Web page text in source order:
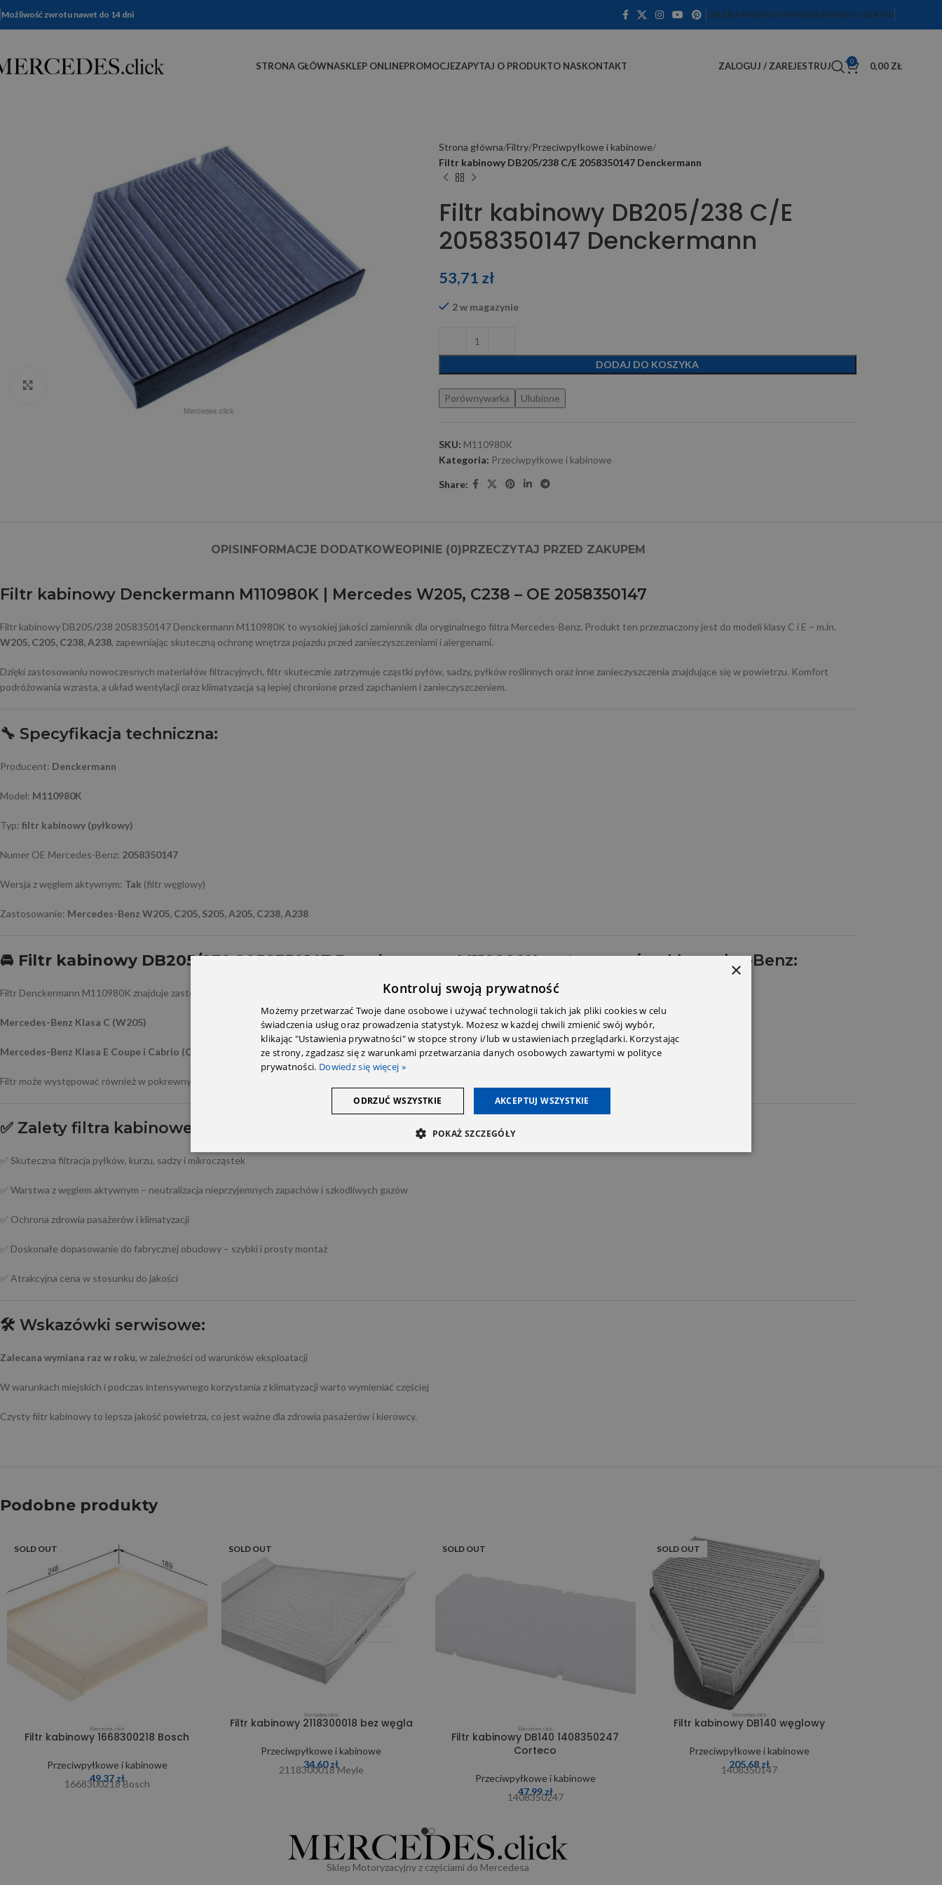
Możliwość zwrotu nawet do 14 dni GALERIA WASZYCH MERCEDESÓWDEKODER VIN
STRONA GŁÓWNASKLEP ONLINEPROMOCJEZAPYTAJ O PRODUKTO NASKONTAKT ZALOGUJ / ZAREJESTRUJ 0 0,00 ZŁ
Strona główna Filtry Przeciwpyłkowe i kabinowe
Filtr kabinowy DB205/238 C/E 2058350147 Denckermann
Filtr kabinowy DB205/238 C/E
2058350147 Denckermann
53,71 zł
2 w magazynie
DODAJ DO KOSZYKA
Porównywarka Ulubione
SKU: M110980K
Kategoria: Przeciwpyłkowe i kabinowe
Share:
OPISINFORMACJE DODATKOWEOPINIE (0)PRZECZYTAJ PRZED ZAKUPEM
Filtr kabinowy Denckermann M110980K | Mercedes W205, C238 – OE 2058350147
Filtr kabinowy DB205/238 2058350147 Denckermann M110980K to wysokiej jakości zamiennik dla oryginalnego filtra Mercedes-Benz. Produkt ten przeznaczony jest do modeli klasy C i E – m.in.
W205, C205, C238, A238, zapewniając skuteczną ochronę wnętrza pojazdu przed zanieczyszczeniami i alergenami.
Dzięki zastosowaniu nowoczesnych materiałów filtracyjnych, filtr skutecznie zatrzymuje cząstki pyłów, sadzy, pyłków roślinnych oraz inne zanieczyszczenia znajdujące się w powietrzu. Komfort
podróżowania wzrasta, a układ wentylacji oraz klimatyzacja są lepiej chronione przed zapchaniem i zanieczyszczeniem.
🔧 Specyfikacja techniczna:
Producent: Denckermann
Model: M110980K
Typ: filtr kabinowy (pyłkowy)
Numer OE Mercedes-Benz: 2058350147
Wersja z węglem aktywnym: Tak (filtr węglowy)
Zastosowanie: Mercedes-Benz W205, C205, S205, A205, C238, A238
🚘 Filtr kabinowy DB205/238 2058350147 Denckermann M110980K zastosowanie – Mercedes-Benz:
Filtr Denckermann M110980K znajduje zastosowanie w wielu modelach klasy średniej i wyższej:
Mercedes-Benz Klasa C (W205)
Mercedes-Benz Klasa E Coupe i Cabrio (C238 / A238)
Filtr może występować również w pokrewnych wersjach hybrydowych oraz benzynowych – zaleca się weryfikację numeru OE przed zakupem.
✅ Zalety filtra kabinowego Denckermann M110980K:
✅ Skuteczna filtracja pyłków, kurzu, sadzy i mikrocząstek
✅ Warstwa z węglem aktywnym – neutralizacja nieprzyjemnych zapachów i szkodliwych gazów
✅ Ochrona zdrowia pasażerów i klimatyzacji
✅ Doskonałe dopasowanie do fabrycznej obudowy – szybki i prosty montaż
✅ Atrakcyjna cena w stosunku do jakości
🛠️ Wskazówki serwisowe:
Zalecana wymiana raz w roku, w zależności od warunków eksploatacji
W warunkach miejskich i podczas intensywnego korzystania z klimatyzacji warto wymieniać częściej
Czysty filtr kabinowy to lepsza jakość powietrza, co jest ważne dla zdrowia pasażerów i kierowcy.
Podobne produkty
SOLD OUT
Filtr kabinowy 1668300218 Bosch
Przeciwpyłkowe i kabinowe
49,37zł
1668300218 Bosch
SOLD OUT
Filtr kabinowy 2118300018 bez węgla
Przeciwpyłkowe i kabinowe
34,60zł
2118300018 Meyle
SOLD OUT
Filtr kabinowy DB140 1408350247
Corteco
Przeciwpyłkowe i kabinowe
47,99zł
1408350247
SOLD OUT
Filtr kabinowy DB140 węglowy
Przeciwpyłkowe i kabinowe
205,68 zł
1408350147
Sklep Motoryzacyjny z częściami do Mercedesa
×
Kontroluj swoją prywatność
Możemy przetwarzać Twoje dane osobowe i używać technologii takich jak pliki cookies w celu
świadczenia usług oraz prowadzenia statystyk. Możesz w każdej chwili zmienić swój wybór,
klikając "Ustawienia prywatności" w stopce strony i/lub w ustawieniach przeglądarki. Korzystając
ze strony, zgadzasz się z warunkami przetwarzania danych osobowych zawartymi w polityce
prywatności. Dowiedz się więcej »
AKCEPTUJ WSZYSTKIE
ODRZUĆ WSZYSTKIE
POKAŻ SZCZEGÓŁY